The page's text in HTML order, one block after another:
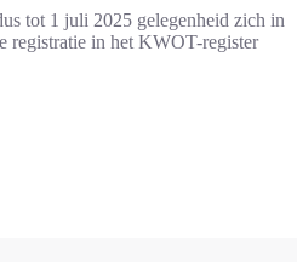
tot 1 juli 2025 gelegenheid zich in
registratie in het KWOT-register